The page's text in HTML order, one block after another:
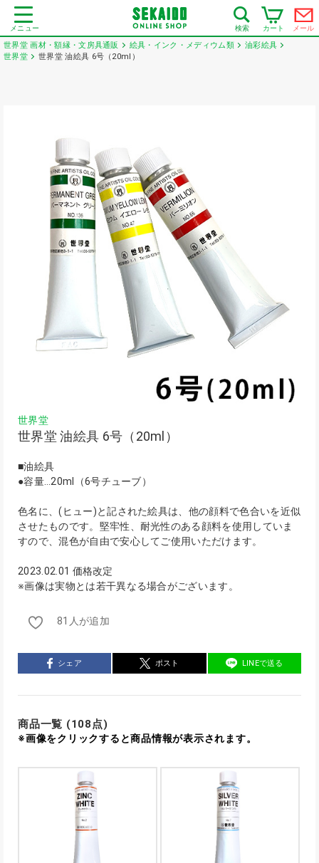
メニュー 検索 カート メール
世界堂 画材・額縁・文房具通販 絵具・インク・メディウム類
油彩絵具
世界堂
世界堂 油絵具 6号（20ml）
世界堂
世界堂 油絵具 6号（20ml）
■油絵具
●容量…20ml（6号チューブ）
色名に、(ヒュー)と記された絵具は、他の顔料で色合いを近似
させたものです。堅牢性、耐光性のある顔料を使用していま
すので、混色が自由で安心してご使用いただけます。
2023.02.01 価格改定
※画像は実物とは若干異なる場合がございます。
81人が追加
シェア ポスト LINEで送る
商品一覧 (108点)
※画像をクリックすると商品情報が表示されます。